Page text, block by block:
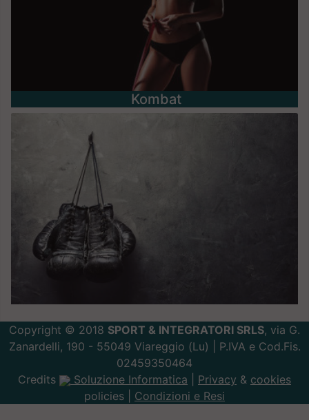
Kombat
Copyright © 2018 SPORT & INTEGRATORI SRLS, via G.
Zanardelli, 190 - 55049 Viareggio (Lu) | P.IVA e Cod.Fis.
02459350464
Credits
Soluzione Informatica Privacy & cookies
policies | Condizioni e Resi